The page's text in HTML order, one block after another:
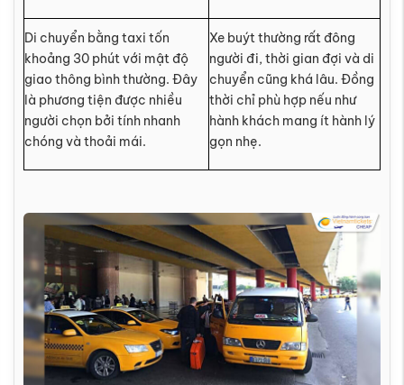
Di chuyển bằng taxi tốn
khoảng 30 phút với mật độ
giao thông bình thường. Đây
là phương tiện được nhiều
người chọn bởi tính nhanh
chóng và thoải mái.
Xe buýt thường rất đông
người đi, thời gian đợi và di
chuyển cũng khá lâu. Đồng
thời chỉ phù hợp nếu như
hành khách mang ít hành lý
gọn nhẹ.